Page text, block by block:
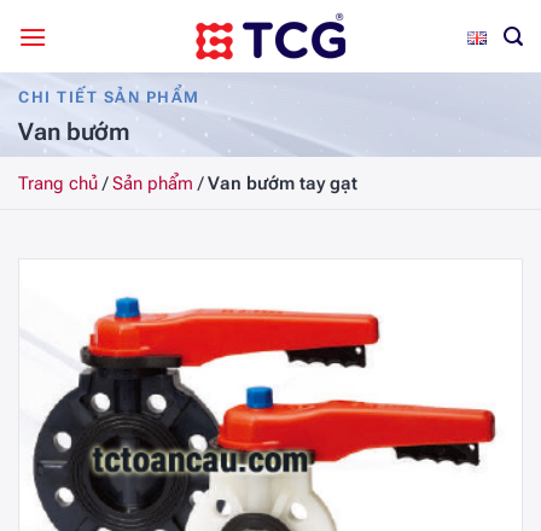
qua
nội
dungCHI TIẾT SẢN PHẨM
Van bướm
Trang chủ/Sản phẩm /Van bướm tay gạt